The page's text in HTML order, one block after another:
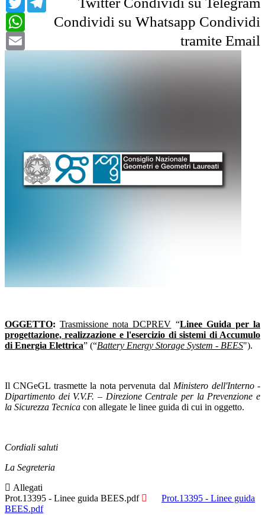
Condividi su Whatsapp
WhatsApp
Condividi
tramite Email
OGGETTO: Trasmissione nota DCPREV “Linee Guida per la
progettazione, realizzazione e l'esercizio di sistemi di Accumulo
di Energia Elettrica” (“Battery Energy Storage System - BEES").
Il CNGeGL trasmette la nota pervenuta dal Ministero dell'Interno-
Dipartimento dei V.V.F. – Direzione Centrale per la Prevenzione e
la Sicurezza Tecnica con allegate le linee guida di cui in oggetto.
Cordiali saluti
La Segreteria
Allegati
Prot.13395 - Linee guida BEES.pdf
Prot.13395 - Linee guida
BEES.pdf